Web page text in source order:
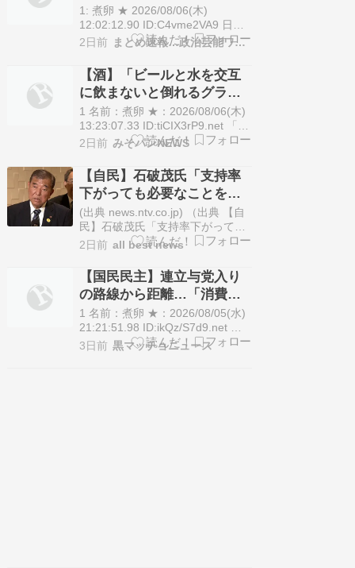
「わ…
の選択” 日銀植田総裁「今
後は女性の正社員化と外国
人の人材活用が鍵」
1: 煮卵 ★ 2026/08/06(木)
12:02:12.90 ID:C4vme2VA9 日本
の失業率は騒がれにくい一方、政
した。女性やシニアの参入で支え
られてきた労働市場ですが、低賃
[…] The post 【経済】団塊世代の
完全引退で、企業…
2日前 まとめ速報…政治芸能ワンダーランド
【酒】「ビールと水を交互
に飲まないと倒れるグラ
ス」発売 適正飲酒を施す
1 名前：煮卵 ★：2026/08/06(木)
13:23:07.33 ID:tiCIX3rP9.net 「よ
なよなエール」などのクラフトビ
ング（長野県軽井沢町）は8月4
日、ビールだけを飲むと倒れてし
まうU字型のグラス「ふらつくビ
アグラス by よ…
2日前 みそパンNEWS
【自民】石破茂氏「支持率
下がっても必要なことを」
「公約違反にならない」 消
費減税に重ねて異論 会合後
★2 [煮卵★]
(出典 news.ntv.co.jp) （出典 【自
民】石破茂氏「支持率下がっても
必要なことを」「公約違反になら
合後 ★2 [煮卵★]）1 煮卵 ★
:2026/08/04(火) 10:48:55.42
ID:C6nbyfvI9自民党の石破茂前
首…
2日前 all best news
【国民民主】連立与党入り
の路線から距離…「消費税
減税」譲らぬ高市首相に不
信感・秋の臨時国会でも対
立見込み
1 名前：煮卵 ★：2026/08/05(水)
21:21:51.98 ID:ikQz/S7d9.net 国
民民主党は消費税減税を巡る高市
3日前 黒マッチョニュース